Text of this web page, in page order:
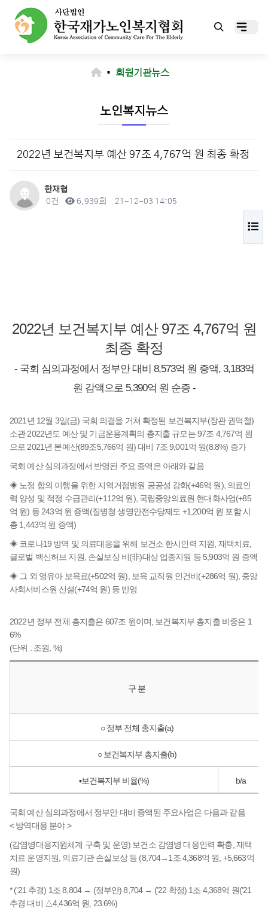
▪ 회원기관뉴스
노인복지뉴스
2022년 보건복지부 예산 97조 4,767억 원 최종 확정
작성자
한재협
댓글
0건 조회6,939회 작성일
21-12-03 14:05
2022년 보건복지부 예산 97조 4,767억 원
최종 확정
- 국회 심의과정에서 정부안 대비 8,573억 원 증액, 3,183억
원 감액으로 5,390억 원 순증 -
2021년 12월 3일(금) 국회 의결을 거쳐 확정된 보건복지부(장관 권덕철)
소관 2022년도 예산 및 기금운용계획의 총지출 규모는 97조 4,767억 원
으로 2021년 본예산(89조5,766억 원) 대비 7조 9,001억 원(8.8%) 증가
국회 예산 심의과정에서 반영된 주요 증액은 아래와 같음
◈ 노정 합의 이행을 위한 지역거점병원 공공성 강화(+46억 원), 의료인
력 양성 및 적정 수급관리(+112억 원), 국립중앙의료원 현대화사업(+85
억 원) 등 243억 원 증액(질병청 생명안전수당제도 +1,200억 원 포함 시
총 1,443억 원 증액)
◈ 코로나19 방역 및 의료대응을 위해 보건소 한시인력 지원, 재택치료,
글로벌 백신허브 지원, 손실보상 비(非)대상 업종지원 등 5,903억 원 증액
◈ 그 외 영유아 보육료(+502억 원), 보육 교직원 인건비(+286억 원), 중앙
사회서비스원 신설(+74억 원) 등 반영
2022년 정부 전체 총지출은 607조 원이며, 보건복지부 총지출 비중은 1
6%
(단위 : 조원, %)
구 분
○ 정부 전체 총지출(a)
○ 보건복지부 총지출(b)
▪보건복지부 비율(%) b/a
국회 예산 심의과정에서 정부안 대비 증액된 주요사업은 다음과 같음
< 방역대응 분야 >
(감염병대응지원체계 구축 및 운영) 보건소 감염병 대응인력 확충, 재택
치료 운영지원, 의료기관 손실보상 등 (8,704→1조 4,368억 원, +5,663억
원)
* (’21 추경) 1조 8,804 → (정부안) 8,704 → (’22 확정) 1조 4,368억 원(’21
추경 대비 △4,436억 원, 23.6%)